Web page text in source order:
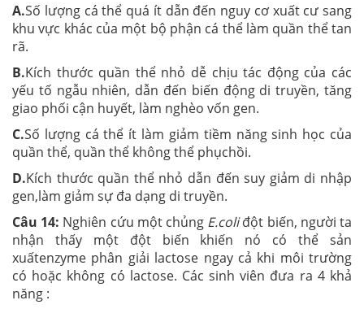
A.Số lượng cá thể quá ít dẫn đến nguy cơ xuất cư sang
khu vực khác của một bộ phận cá thể làm quần thể tan
rã.
B.Kích thước quần thể nhỏ dễ chịu tác động của các
yếu tố ngẫu nhiên, dẫn đến biến động di truyền, tăng
giao phối cận huyết, làm nghèo vốn gen.
C.Số lượng cá thể ít làm giảm tiềm năng sinh học của
quần thể, quần thể không thể phụchồi.
D.Kích thước quần thể nhỏ dẫn đến suy giảm di nhập
gen,làm giảm sự đa dạng di truyền.
Câu 14: Nghiên cứu một chủng E.coliđột biến, người ta
nhận thấy một đột biến khiến nó có thể sản
xuấtenzyme phân giải lactose ngay cả khi môi trường
có hoặc không có lactose. Các sinh viên đưa ra 4 khả
năng :